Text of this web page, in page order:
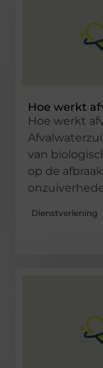
Hoe werkt
Hoe werkt
van
op de
Dienstverlening